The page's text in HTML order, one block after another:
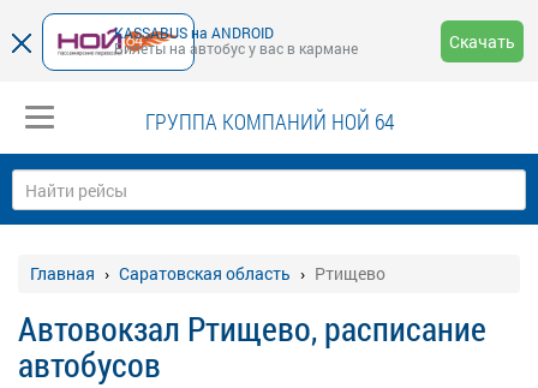
KASSABUS на ANDROID
Билеты на автобус у вас в кармане
Скачать
ГРУППА КОМПАНИЙ НОЙ 64
Главная Саратовская область Ртищево
Автовокзал Ртищево, расписание
автобусов